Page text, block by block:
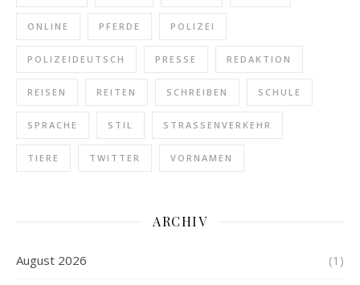
ONLINE PFERDE POLIZEI
POLIZEIDEUTSCH PRESSE REDAKTION
REISEN REITEN SCHREIBEN SCHULE
SPRACHE STIL STRASSENVERKEHR
TIERE TWITTER VORNAMEN
ARCHIV
August 2026 (1)